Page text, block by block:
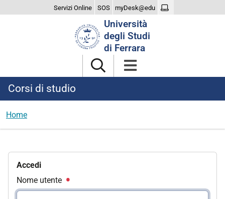
Servizi Online SOS myDesk@edu
Università
degli Studi
di Ferrara
Corsi di studio
Home
Accedi
Nome utente